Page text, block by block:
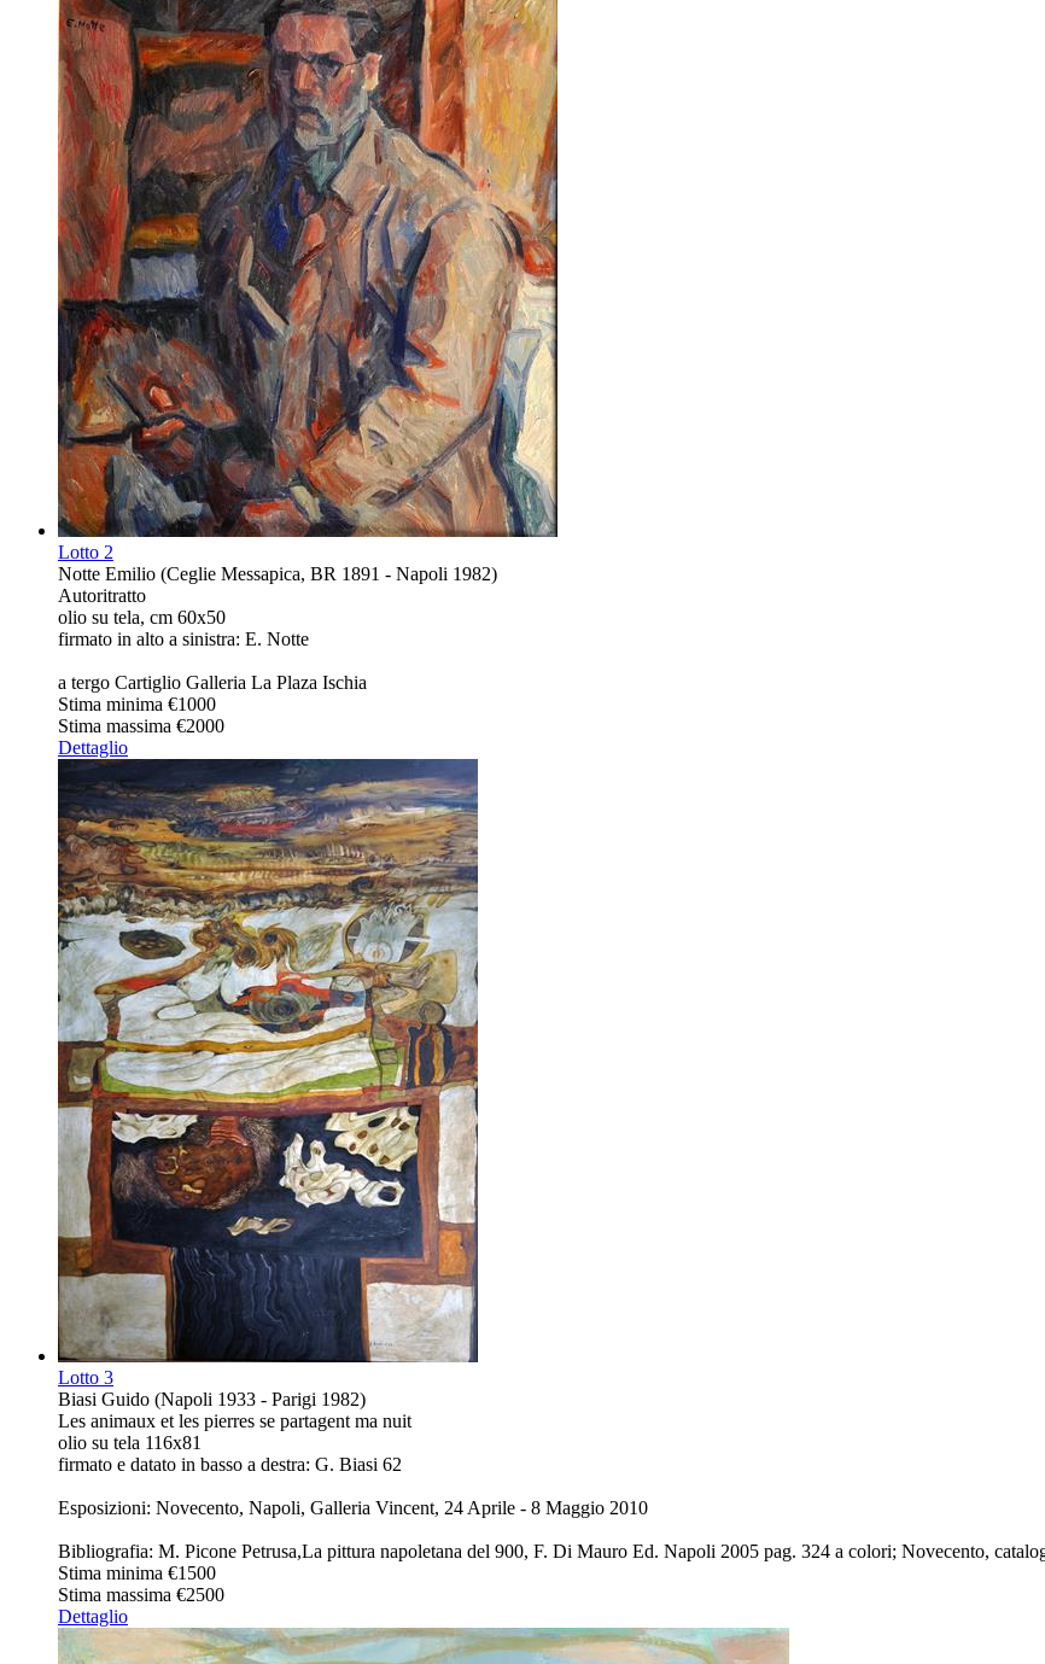
Lotto 2
Notte Emilio (Ceglie Messapica, BR 1891 - Napoli 1982)
Autoritratto
olio su tela, cm 60x50
firmato in alto a sinistra: E. Notte
a tergo Cartiglio Galleria La Plaza Ischia
Stima minima €1000
Stima massima €2000
Dettaglio
Lotto 3
Biasi Guido (Napoli 1933 - Parigi 1982)
Les animaux et les pierres se partagent ma nuit
olio su tela 116x81
firmato e datato in basso a destra: G. Biasi 62
Esposizioni: Novecento, Napoli, Galleria Vincent, 24 Aprile - 8 Maggio 2010
Bibliografia: M. Picone Petrusa,La pittura napoletana del 900, F. Di Mauro Ed. Napoli 2005 pag. 324 a colori; Novecento,
Stima minima €1500
Stima massima €2500
Dettaglio